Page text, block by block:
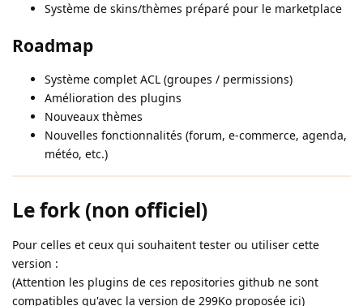
Système de skins/thèmes préparé pour le marketplace
Roadmap
Système complet ACL (groupes / permissions)
Amélioration des plugins
Nouveaux thèmes
Nouvelles fonctionnalités (forum, e-commerce, agenda,
météo, etc.)
Le fork (non officiel)
Pour celles et ceux qui souhaitent tester ou utiliser cette
version :
(Attention les plugins de ces repositories github ne sont
compatibles qu'avec la version de 299Ko proposée ici)